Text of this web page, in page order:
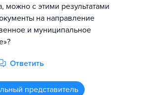
можно с этими результатами
на направление
и муниципальное
Ответить
представитель